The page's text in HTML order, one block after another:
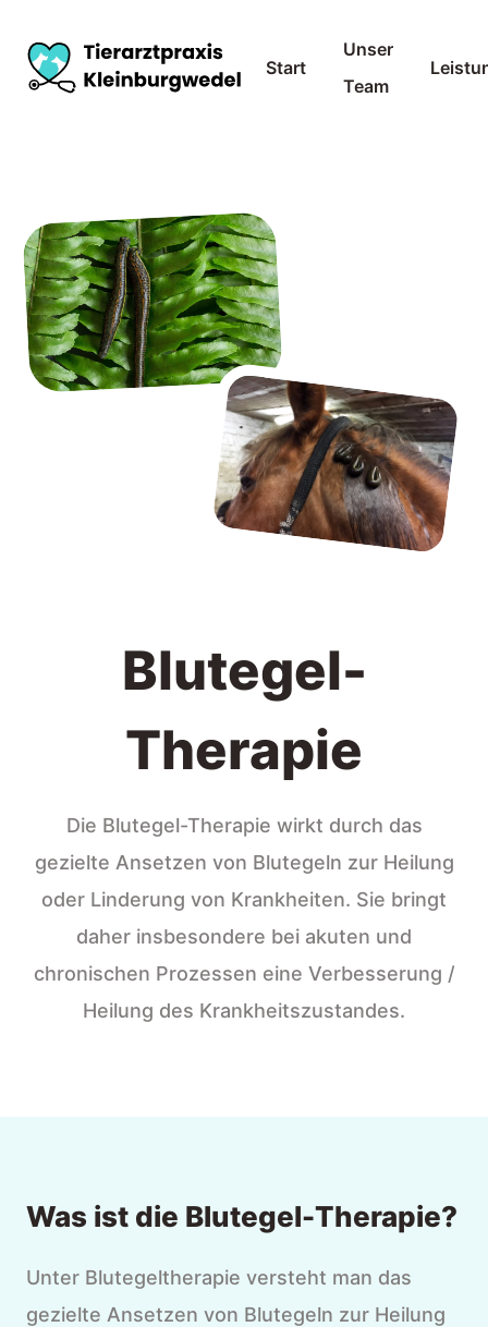
Start
Unser
Team
Blutegel-
Therapie
Die Blutegel-Therapie wirkt durch das
gezielte Ansetzen von Blutegeln zur Heilung
oder Linderung von Krankheiten. Sie bringt
daher insbesondere bei akuten und
chronischen Prozessen eine Verbesserung /
Heilung des Krankheitszustandes.
Was ist die Blutegel-Therapie?
Unter Blutegeltherapie versteht man das
gezielte Ansetzen von Blutegeln zur Heilung